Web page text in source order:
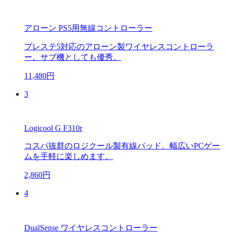
アローン PS5用無線コントローラー
プレステ5対応のアローン製ワイヤレスコントローラ
ー。サブ機としても優秀。
11,480円
3
Logicool G F310r
コスパ抜群のロジクール製有線パッド。幅広いPCゲー
ムを手軽に楽しめます。
2,860円
4
DualSense ワイヤレスコントローラー